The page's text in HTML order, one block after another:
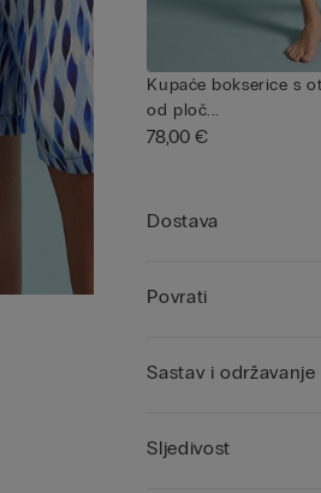
Kupaće bokserice s
od ploč...
78,00 €
Dostava
Povrati
Sastav i održavanje
Sljedivost